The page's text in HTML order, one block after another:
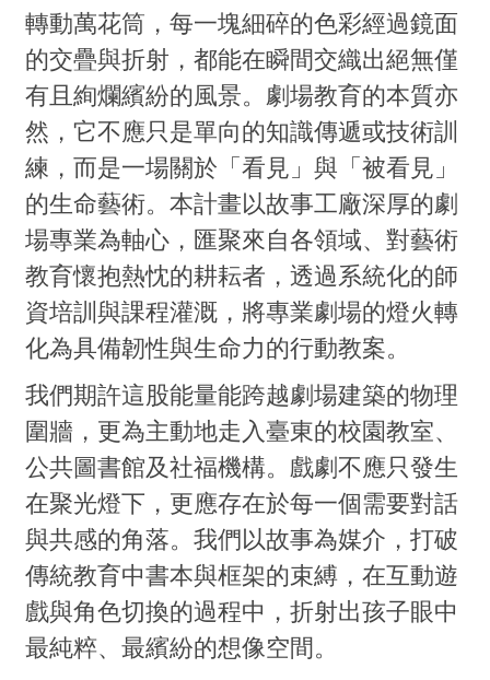
轉動萬花筒，每一塊細碎的色彩經過鏡面
的交疊與折射，都能在瞬間交織出絕無僅
有且絢爛繽紛的風景。劇場教育的本質亦
然，它不應只是單向的知識傳遞或技術訓
練，而是一場關於「看見」與「被看見」
的生命藝術。本計畫以故事工廠深厚的劇
場專業為軸心，匯聚來自各領域、對藝術
教育懷抱熱忱的耕耘者，透過系統化的師
資培訓與課程灌溉，將專業劇場的燈火轉
化為具備韌性與生命力的行動教案。
我們期許這股能量能跨越劇場建築的物理
圍牆，更為主動地走入臺東的校園教室、
公共圖書館及社福機構。戲劇不應只發生
在聚光燈下，更應存在於每一個需要對話
與共感的角落。我們以故事為媒介，打破
傳統教育中書本與框架的束縛，在互動遊
戲與角色切換的過程中，折射出孩子眼中
最純粹、最繽紛的想像空間。